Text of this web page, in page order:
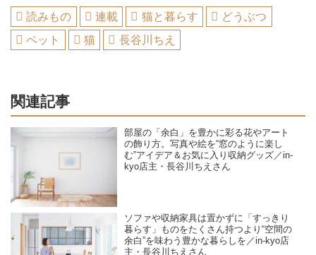
読みもの 連載 猫と暮らす
どうぶつ
ペット
猫 長谷川ちえ
関連記事
部屋の「余白」を豊かに彩る花やアート
の飾り方。写真や絵を“窓のように楽し
む”アイデア＆お気に入り収納グッズ／in-
kyo店主・長谷川ちえさん
ソファや収納家具は置かずに「すっきり
暮らす」ものをたくさん持つより“空間の
余白”を味わう豊かな暮らしを／in-kyo店
主・長谷川ちえさん